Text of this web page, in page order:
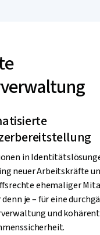
in
neuer Arbeitskräfte
ehemaliger
je – für eine
und